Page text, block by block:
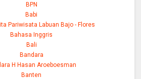
BPN
Babi
Pariwisata Labuan Bajo - Flores
Bahasa Inggris
Bali
Bandara
H Hasan Aroeboesman
Banten